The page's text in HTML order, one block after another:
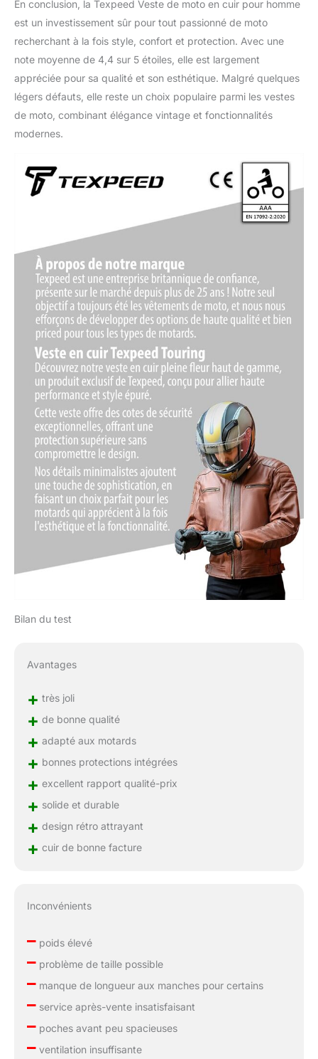
En conclusion, la Texpeed Veste de moto en cuir pour homme
est un investissement sûr pour tout passionné de moto
recherchant à la fois style, confort et protection. Avec une
note moyenne de 4,4 sur 5 étoiles, elle est largement
appréciée pour sa qualité et son esthétique. Malgré quelques
légers défauts, elle reste un choix populaire parmi les vestes
de moto, combinant élégance vintage et fonctionnalités
modernes.
Bilan du test
Avantages
+ très joli
+ de bonne qualité
+ adapté aux motards
+ bonnes protections intégrées
+ excellent rapport qualité-prix
+ solide et durable
+ design rétro attrayant
+ cuir de bonne facture
Inconvénients
–poids élevé
–problème de taille possible
–manque de longueur aux manches pour certains
–service après-vente insatisfaisant
–poches avant peu spacieuses
–ventilation insuffisante